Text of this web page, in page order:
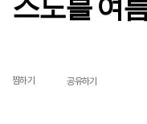
찜하기 공유하기